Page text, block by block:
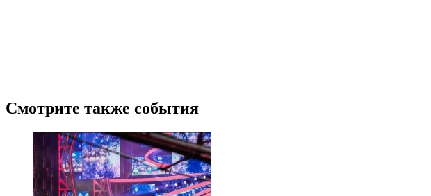
Пожалуйста, оставьте подробный отзыв или комментарий, чтобы другим людям было
посещение.
Поделитесь с своими впечатлениями от посещения. Напишите о том, что вам
расскажите об их впечатлениях.